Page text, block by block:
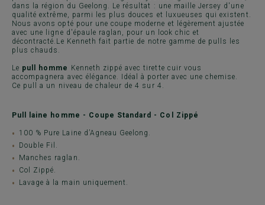
dans la région du Geelong. Le résultat : une maille Jersey d'une
qualité extrême, parmi les plus douces et luxueuses qui existent.
Nous avons opté pour une coupe moderne et légèrement ajustée
avec une ligne d'épaule raglan, pour un look chic et
décontracté.Le Kenneth fait partie de notre gamme de pulls les
plus chauds.
Le pull homme Kenneth zippé avec tirette cuir vous
accompagnera avec élégance. Idéal à porter avec une chemise.
Ce pull a un niveau de chaleur de 4 sur 4.
Pull laine homme - Coupe Standard - Col Zippé
100 % Pure Laine d’Agneau Geelong.
Double Fil.
Manches raglan.
Col Zippé.
Lavage à la main uniquement.